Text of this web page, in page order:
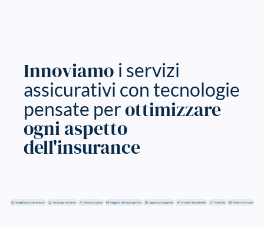
Innoviamo i servizi
assicurativi con tecnologie
pensate perottimizzare
ogni aspetto
dell'insurance